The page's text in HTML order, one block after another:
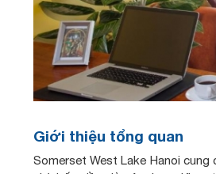
Giới thiệu tổng quan
Somerset West Lake Hanoi